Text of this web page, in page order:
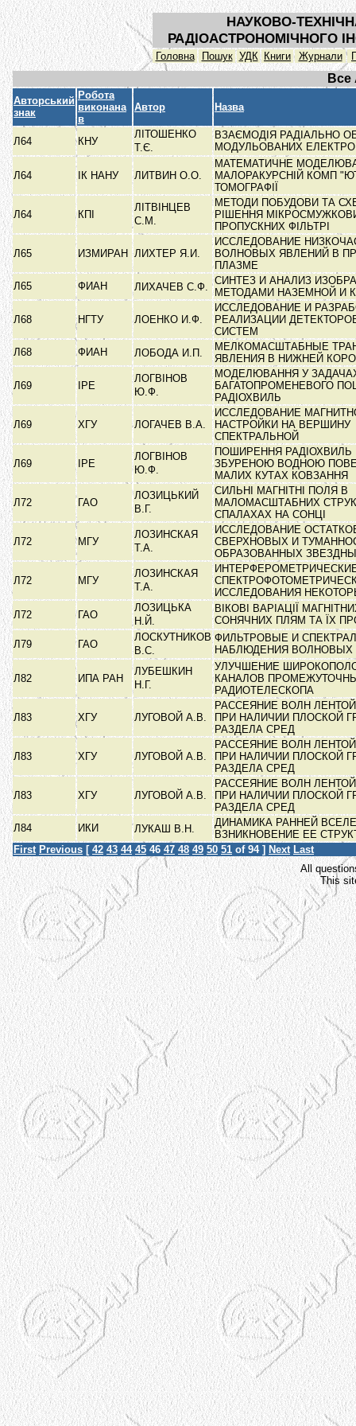
НАУКОВО-
РАДІОАСТРОНОМІЧНОГО
Головна Пошук УДК Книги Журнали
Все
Авторський
знак
Робота
виконана
в
Автор Назва
Л64 КНУ
ЛІТОШЕНКО
Т.Є.
ВЗАЄМОДІЯ РАДІАЛЬНО
МОДУЛЬОВАНИХ
Л64 ІК НАНУ ЛИТВИН О.О.
МАТЕМАТИЧНЕ
МАЛОРАКУРСНІЙ КОМП
ТОМОГРАФІЇ
Л64 КПІ
ЛІТВІНЦЕВ
С.М.
МЕТОДИ ПОБУДОВИ ТА
РІШЕННЯ
ПРОПУСКНИХ ФІЛЬТРІ
Л65 ИЗМИРАН ЛИХТЕР Я.И.
ИССЛЕДОВАНИЕ
ВОЛНОВЫХ ЯВЛЕНИЙ В
ПЛАЗМЕ
Л65
ФИАН ЛИХАЧЕВ С.Ф.
СИНТЕЗ И АНАЛИЗ
МЕТОДАМИ НАЗЕМНОЙ И
Л68 НГТУ ЛОЕНКО И.Ф.
ИССЛЕДОВАНИЕ И
РЕАЛИЗАЦИИ
СИСТЕМ
Л68
ФИАН ЛОБОДА И.П.
МЕЛКОМАСШТАБНЫЕ
ЯВЛЕНИЯ В НИЖНЕЙ
Л69 ІРЕ
ЛОГВІНОВ
Ю.Ф.
МОДЕЛЮВАННЯ У
БАГАТОПРОМЕНЕВОГО
РАДІОХВИЛЬ
Л69 ХГУ ЛОГАЧЕВ В.А.
ИССЛЕДОВАНИЕ
НАСТРОЙКИ НА ВЕРШИНУ
СПЕКТРАЛЬНОЙ
Л69 ІРЕ
ЛОГВІНОВ
Ю.Ф.
ПОШИРЕННЯ РАДІОХВИЛЬ
ЗБУРЕНОЮ ВОДНОЮ
МАЛИХ КУТАХ КОВЗАННЯ
Л72 ГАО
ЛОЗИЦЬКИЙ
В.Г.
СИЛЬНІ МАГНІТНІ ПОЛЯ В
МАЛОМАСШТАБНИХ
СПАЛАХАХ НА СОНЦІ
Л72 МГУ
ЛОЗИНСКАЯ
Т.А.
ИССЛЕДОВАНИЕ
СВЕРХНОВЫХ И
ОБРАЗОВАННЫХ
Л72 МГУ
ЛОЗИНСКАЯ
Т.А.
ИССЛЕДОВАНИЯ
Л72
ГАО
ЛОЗИЦЬКА
Н.Й.
ВІКОВІ ВАРІАЦІЇ
СОНЯЧНИХ ПЛЯМ ТА ЇХ
Л79
ГАО
ЛОСКУТНИКОВ
В.С.
ФИЛЬТРОВЫЕ И
НАБЛЮДЕНИЯ
Л82 ИПА РАН
ЛУБЕШКИН
Н.Г.
УЛУЧШЕНИЕ
КАНАЛОВ
РАДИОТЕЛЕСКОПА
Л83 ХГУ ЛУГОВОЙ А.В.
РАССЕЯНИЕ ВОЛН
ПРИ НАЛИЧИИ ПЛОСКОЙ
РАЗДЕЛА СРЕД
Л83 ХГУ ЛУГОВОЙ А.В.
РАССЕЯНИЕ ВОЛН
ПРИ НАЛИЧИИ ПЛОСКОЙ
РАЗДЕЛА СРЕД
Л83 ХГУ ЛУГОВОЙ А.В.
РАССЕЯНИЕ ВОЛН
ПРИ НАЛИЧИИ ПЛОСКОЙ
РАЗДЕЛА СРЕД
Л84
ИКИ ЛУКАШ В.Н.
ДИНАМИКА РАННЕЙ
ВЗНИКНОВЕНИЕ ЕЕ
First Previous [ 42 43 44 45 46 47 48 49 50 51 of 94 ] Next Last
All
This